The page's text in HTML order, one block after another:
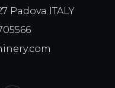
Padova ITALY